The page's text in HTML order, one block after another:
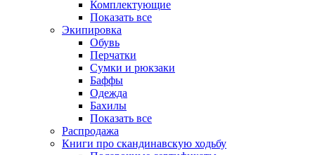
Комплектующие
Показать все
Экипировка
Обувь
Перчатки
Сумки и рюкзаки
Баффы
Одежда
Бахилы
Показать все
Распродажа
Книги про скандинавскую ходьбу